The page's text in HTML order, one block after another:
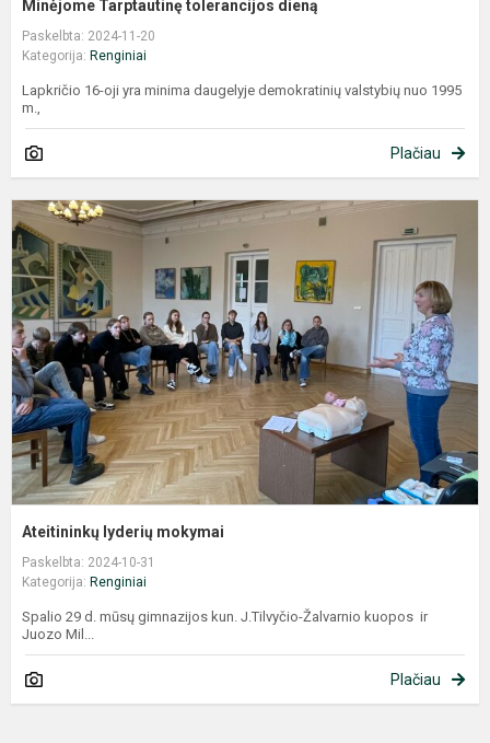
Minėjome Tarptautinę tolerancijos dieną
Paskelbta: 2024-11-20
Kategorija: Renginiai
Lapkričio 16-oji yra minima daugelyje demokratinių valstybių nuo 1995
m.,
Plačiau
Ateitininkų lyderių mokymai
Paskelbta: 2024-10-31
Kategorija: Renginiai
Spalio 29 d. mūsų gimnazijos kun. J.Tilvyčio-Žalvarnio kuopos ir
Juozo Mil...
Plačiau